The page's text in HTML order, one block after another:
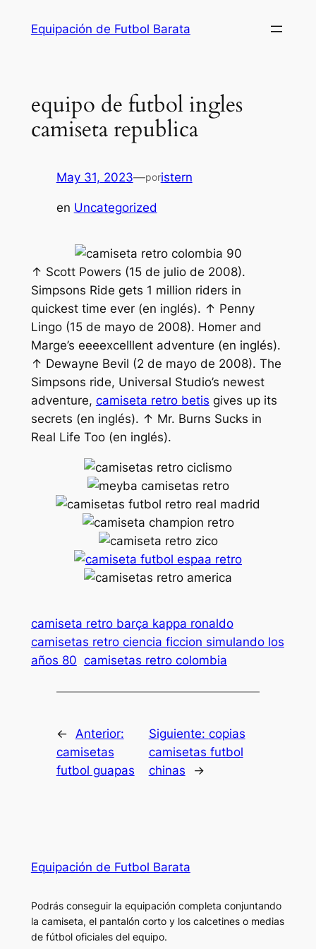
Equipación de Futbol Barata
equipo de futbol ingles
camiseta republica
May 31, 2023—poristern
en Uncategorized
↑ Scott Powers (15 de julio de 2008).
Simpsons Ride gets 1 million riders in
quickest time ever (en inglés). ↑ Penny
Lingo (15 de mayo de 2008). Homer and
Marge’s eeeexcelllent adventure (en inglés).
↑ Dewayne Bevil (2 de mayo de 2008). The
Simpsons ride, Universal Studio’s newest
adventure, camiseta retro betis gives up its
secrets (en inglés). ↑ Mr. Burns Sucks in
Real Life Too (en inglés).
camiseta retro barça kappa ronaldo
camisetas retro ciencia ficcion simulando los
años 80 camisetas retro colombia
←
Anterior:
camisetas
futbol guapas
Siguiente: copias
camisetas futbol
chinas
→
Equipación de Futbol Barata
Podrás conseguir la equipación completa conjuntando
la camiseta, el pantalón corto y los calcetines o medias
de fútbol oficiales del equipo.